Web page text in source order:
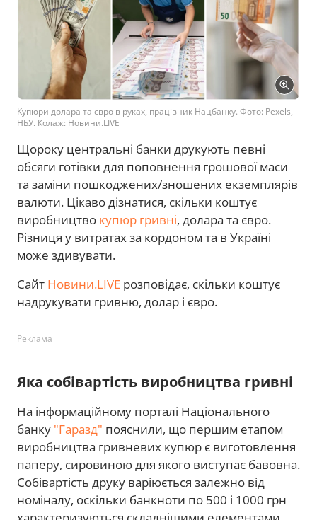
Купюри долара та євро в руках, працівник Нацбанку. Фото: Pexels,
НБУ. Колаж: Новини.LIVE
Щороку центральні банки друкують певні
обсяги готівки для поповнення грошової маси
та заміни пошкоджених/зношених екземплярів
валюти. Цікаво дізнатися, скільки коштує
виробництво купюр гривні, долара та євро.
Різниця у витратах за кордоном та в Україні
може здивувати.
Сайт Новини.LIVE розповідає, скільки коштує
надрукувати гривню, долар і євро.
Реклама
Яка собівартість виробництва гривні
На інформаційному порталі Національного
банку "Гаразд" пояснили, що першим етапом
виробництва гривневих купюр є виготовлення
паперу, сировиною для якого виступає бавовна.
Собівартість друку варіюється залежно від
номіналу, оскільки банкноти по 500 і 1000 грн